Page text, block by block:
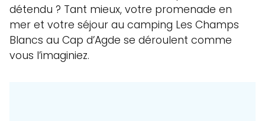
détendu ? Tant mieux, votre promenade en
mer et votre séjour au camping Les Champs
Blancs au Cap d’Agde se déroulent comme
vous l’imaginiez.